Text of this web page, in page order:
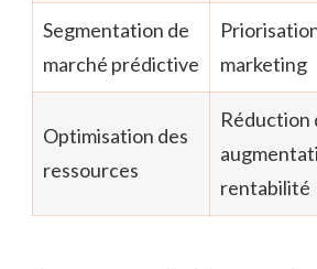
Segmentation de
marché prédictive
marketing
Optimisation des
ressources
Réduction
rentabilité